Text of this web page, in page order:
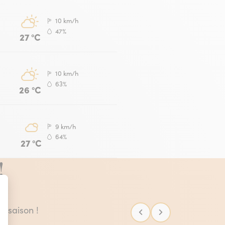
27 °C
10 km/h
47%
26 °C
10 km/h
63%
27 °C
9 km/h
64%
saison !